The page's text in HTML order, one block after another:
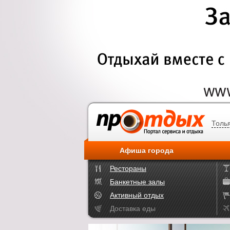
Афиша города
Рестораны
Банкетные залы
Активный отдых
Доставка еды